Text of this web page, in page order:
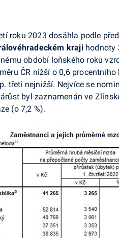
roku 2023 dosáhla podle
krajihodnoty
období loňského roku
ČR nižší o 0,6
třetí nejnižší. Nejvíce se
byl zaznamenán ve
(o 7,2 %).